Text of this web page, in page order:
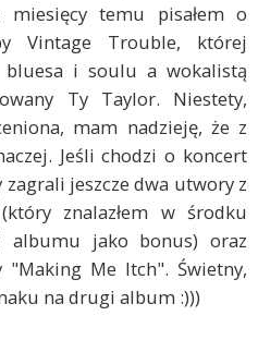
temu pisałem o
Vintage Trouble, której
bluesa i soulu a wokalistą
Ty Taylor. Niestety,
mam nadzieję, że z
Jeśli chodzi o koncert
zagrali jeszcze dwa utwory z
znalazłem w środku
albumu jako bonus) oraz
"Making Me Itch". Świetny,
na drugi album :)))